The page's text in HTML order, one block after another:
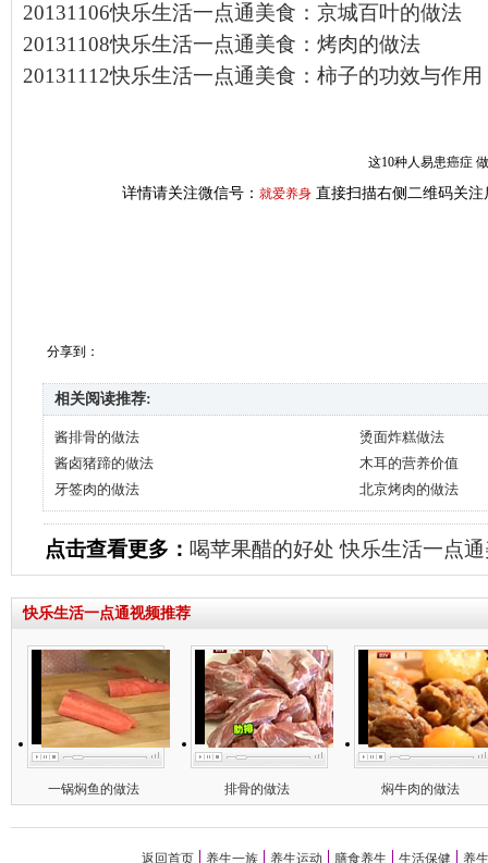
20131106快乐生活一点通美食：京城百叶的做法
20131108快乐生活一点通美食：烤肉的做法
20131112快乐生活一点通美食：柿子的功效与作用
这10种人易患癌症
详情请关注微信号： 就爱养身 直接扫描右侧二维码关注
分享到：
相关阅读推荐:
酱排骨的做法
烫面炸糕做法
酱卤猪蹄的做法
木耳的营养价值
牙签肉的做法
北京烤肉的做法
点击查看更多： 喝苹果醋的好处 快乐生活一点
快乐生活一点通视频推荐
一锅焖鱼的做法 排骨的做法 焖牛肉的做法
返回首页 养生一族 养生运动 膳食养生 生活保健 养